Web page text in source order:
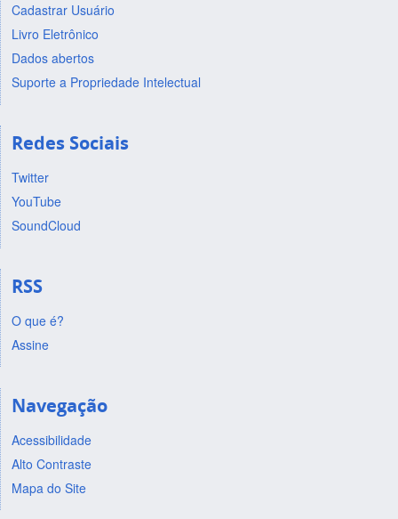
Cadastrar Usuário
Livro Eletrônico
Dados abertos
Suporte a Propriedade Intelectual
Redes Sociais
Twitter
YouTube
SoundCloud
RSS
O que é?
Assine
Navegação
Acessibilidade
Alto Contraste
Mapa do Site